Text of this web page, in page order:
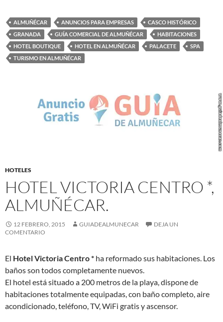
ALMUÑÉCAR ANUNCIOS PARA EMPRESAS
CASCO HISTÓRICO
GRANADA
GUÍA COMERCIAL DE ALMUÑÉCAR
HABITACIONES
HOTEL BOUTIQUE
HOTEL EN ALMUÑÉCAR PALACETE
SPA
TURISMO EN ALMUÑÉCAR
HOTELES
HOTEL VICTORIA CENTRO *,
ALMUÑÉCAR.
12 FEBRERO, 2015 GUIADEALMUNECAR
DEJA UN
COMENTARIO
El Hotel Victoria Centro * ha reformado sus habitaciones. Los
baños son todos completamente nuevos.
El hotel está situado a 200 metros de la playa, dispone de
habitaciones totalmente equipadas, con baño completo, aire
acondicionado, teléfono, TV, WiFi gratis y ascensor.